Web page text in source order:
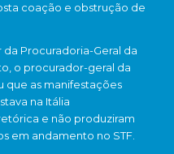
coação e obstrução de
Procuradoria-Geral da
o procurador-geral da
que as manifestações
na Itália
e não produziram
em andamento no STF.